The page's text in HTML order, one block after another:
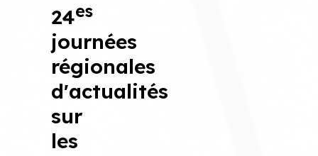
24es
journées
régionales
d'actualités
sur
les